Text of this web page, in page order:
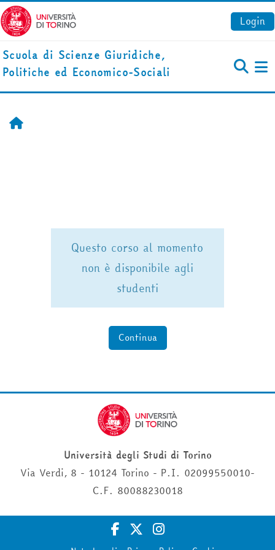
Vai al contenuto principale
Login
Scuola di Scienze Giuridiche,
Politiche ed Economico-Sociali
Home
Questo corso al momento
non è disponibile agli
studenti
Continua
Università degli Studi di Torino
Via Verdi, 8 - 10124 Torino - P.I. 02099550010-
C.F. 80088230018